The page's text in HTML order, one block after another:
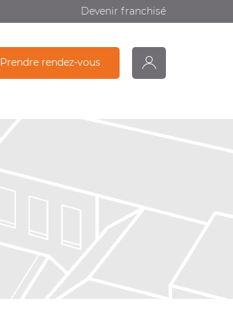
Devenir franchisé
Prendre rendez-vous